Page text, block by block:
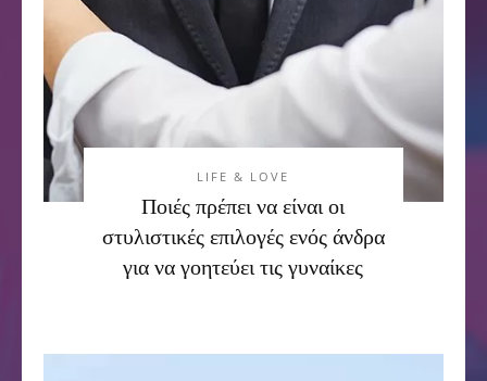
LIFE & LOVE
Ποιές πρέπει να είναι οι
στυλιστικές επιλογές ενός άνδρα
για να γοητεύει τις γυναίκες